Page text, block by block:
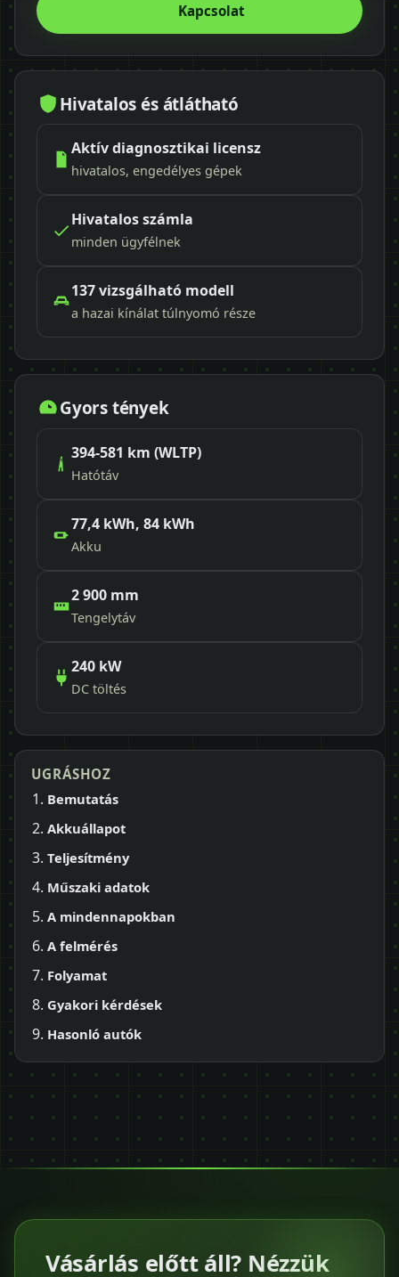
Kapcsolat
Hivatalos és átlátható
Aktív diagnosztikai licensz
hivatalos, engedélyes gépek
Hivatalos számla
minden ügyfélnek
137 vizsgálható modell
a hazai kínálat túlnyomó része
Gyors tények
394-581 km (WLTP)
Hatótáv
77,4 kWh, 84 kWh
Akku
2 900 mm
Tengelytáv
240 kW
DC töltés
UGRÁSHOZ
Bemutatás
Akkuállapot
Teljesítmény
Műszaki adatok
A mindennapokban
A felmérés
Folyamat
Gyakori kérdések
Hasonló autók
Vásárlás előtt áll? Nézzük